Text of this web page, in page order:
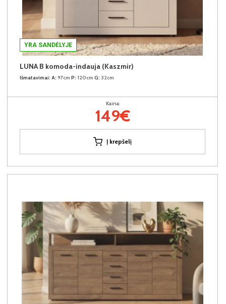
YRA SANDĖLYJE
LUNA B komoda-indauja (Kaszmir)
Išmatavimai: A: 97cm P: 120cm G: 32cm
Kaina:
149€
Į krepšelį